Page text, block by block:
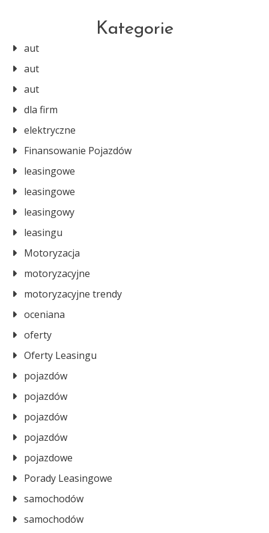
Kategorie
aut
aut
aut
dla firm
elektryczne
Finansowanie Pojazdów
leasingowe
leasingowe
leasingowy
leasingu
Motoryzacja
motoryzacyjne
motoryzacyjne trendy
oceniana
oferty
Oferty Leasingu
pojazdów
pojazdów
pojazdów
pojazdów
pojazdowe
Porady Leasingowe
samochodów
samochodów